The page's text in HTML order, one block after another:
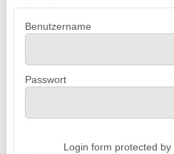
Benutzername
Passwort
Login form protected by